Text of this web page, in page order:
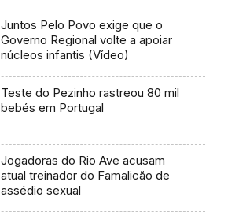
Juntos Pelo Povo exige que o
Governo Regional volte a apoiar
núcleos infantis (Vídeo)
Teste do Pezinho rastreou 80 mil
bebés em Portugal
Jogadoras do Rio Ave acusam
atual treinador do Famalicão de
assédio sexual